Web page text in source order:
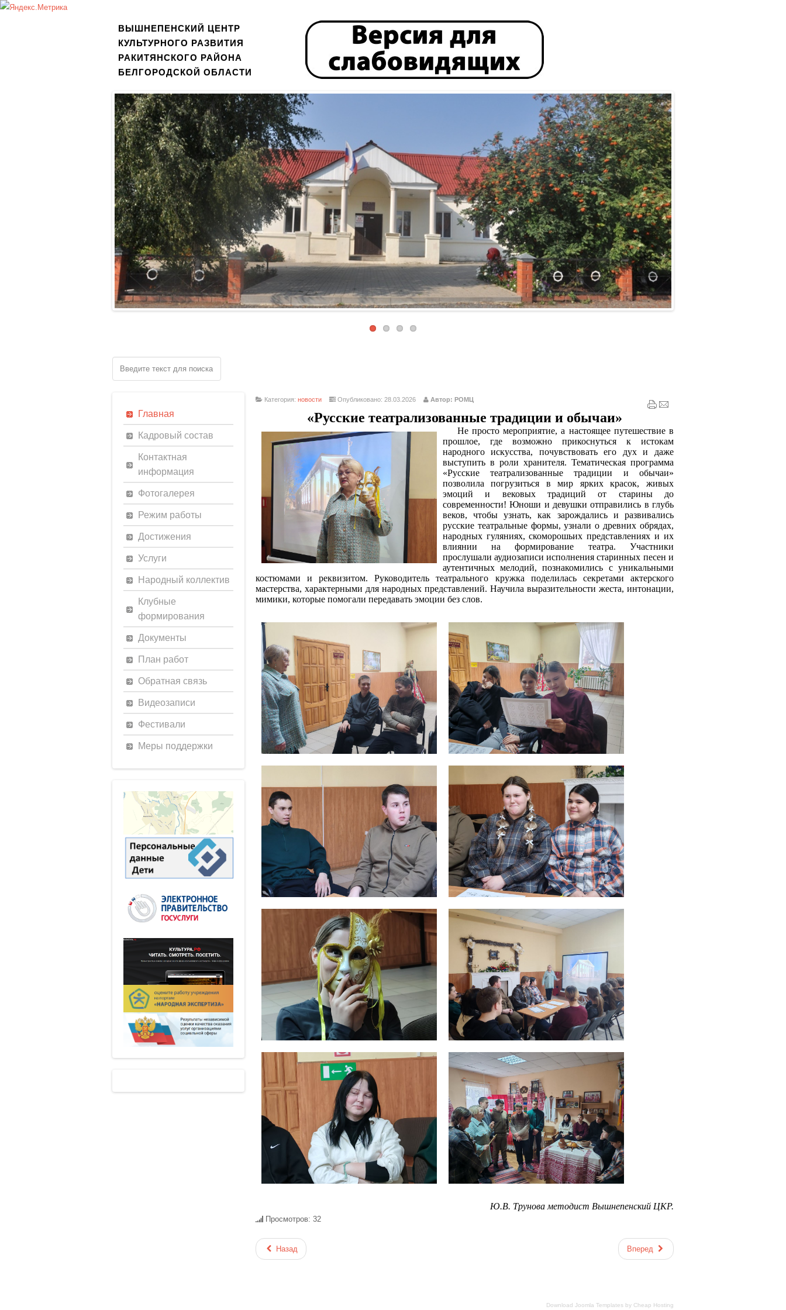
ВЫШНЕПЕНСКИЙ ЦЕНТР
КУЛЬТУРНОГО РАЗВИТИЯ
РАКИТЯНСКОГО РАЙОНА
БЕЛГОРОДСКОЙ ОБЛАСТИ
Download Joomla Templates by Cheap Hosting
Главная
Кадровый состав
Контактная
информация
Фотогалерея
Режим работы
Достижения
Услуги
Народный коллектив
Клубные
формирования
Документы
План работ
Обратная связь
Видеозаписи
Фестивали
Меры поддержки
Категория: новости Опубликовано: 28.03.2026 Автор: РОМЦ
«Русские театрализованные традиции и обычаи»
Не просто мероприятие, а настоящее путешествие в
прошлое, где возможно прикоснуться к истокам
народного искусства, почувствовать его дух и даже
выступить в роли хранителя. Тематическая программа
«Русские театрализованные традиции и обычаи»
позволила погрузиться в мир ярких красок, живых
эмоций и вековых традиций от старины до
современности! Юноши и девушки отправились в глубь
веков, чтобы узнать, как зарождались и развивались
русские театральные формы, узнали о древних обрядах,
народных гуляниях, скоморошьих представлениях и их
влиянии на формирование театра. Участники
прослушали аудиозаписи исполнения старинных песен и
аутентичных мелодий, познакомились с уникальными
костюмами и реквизитом.
Руководитель театрального кружка поделилась секретами актерского
мастерства, характерными для народных представлений. Научила выразительности жеста, интонации,
мимики, которые помогали передавать эмоции без слов.
Ю.В. Трунова методист Вышнепенский ЦКР.
Просмотров: 32
Назад Вперед